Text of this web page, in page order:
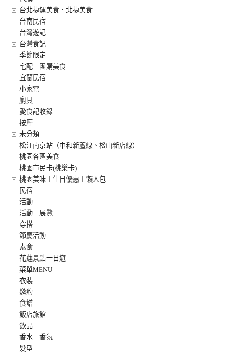
台北捷運美食．北捷美食
台南民宿
台灣遊記
台灣食記
季節限定
宅配︱團購美食
宜蘭民宿
小家電
廚具
愛食記收錄
按摩
未分類
松江南京站（中和新蘆線、松山新店線）
桃園各區美食
桃園市民卡(桃樂卡)
桃園美味︱生日優惠︱懶人包
民宿
活動
活動︱展覽
穿搭
節慶活動
素食
花蓮景點一日遊
菜單MENU
衣裝
邀約
食譜
飯店旅館
飲品
香水︱香氛
髮型